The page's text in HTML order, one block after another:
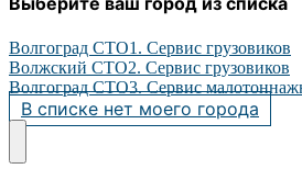
Волгоград СТО1. Сервис грузовиков
Волжский СТО2. Сервис грузовиков
Волгоград СТО3. Сервис
В списке нет моего города